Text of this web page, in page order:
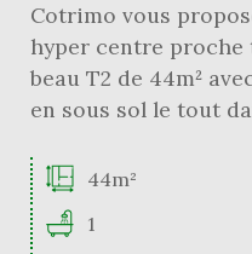
Cotrimo vous
hyper centre
beau T2 de 44m²
en sous sol le tout
44m²
1